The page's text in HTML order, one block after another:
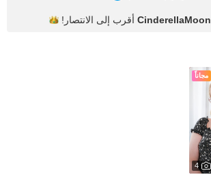
CinderellaMoon أقرب إلى الانتصار!
مجاناً
4